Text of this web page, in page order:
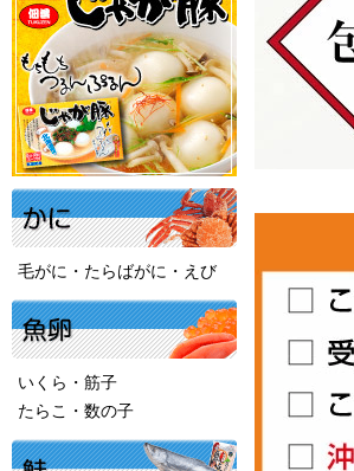
毛がに・たらばがに・えび
いくら・筋子
たらこ・数の子